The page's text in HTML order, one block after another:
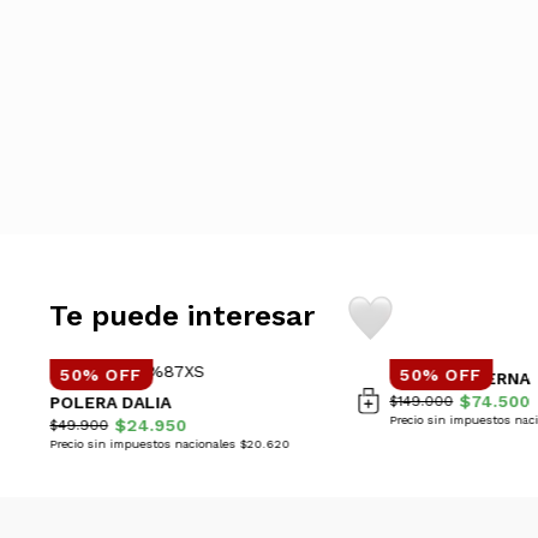
Te puede interesar
50% OFF
POLERA DALIA
$49.900 $24.950
Precio sin impuestos nacionales $20.620
50% OFF
CAMPERA BERNA
$149.000 $74.500
Precio sin impuestos